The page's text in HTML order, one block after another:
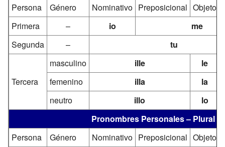
Persona
Género Nominativo Preposicional Objeto
Primera
– io
me
Segunda
– tu
Tercera
masculino ille
le
femenino
illa
la
neutro
illo
lo
Pronombres Personales – Plural
Persona
Género Nominativo Preposicional Objeto